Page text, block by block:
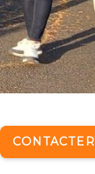
CONTACTER